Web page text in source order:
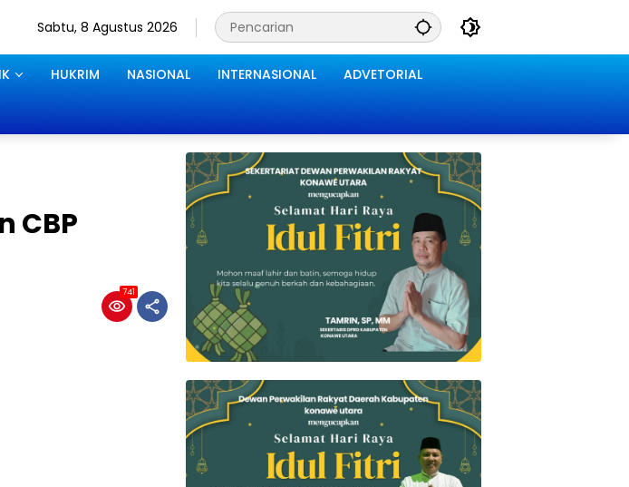
Sabtu, 8 Agustus 2026
HUKRIM NASIONAL INTERNASIONAL ADVETORIAL
CBP
741